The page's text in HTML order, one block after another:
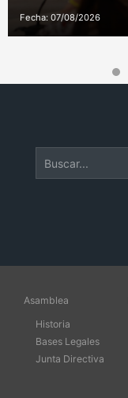
Fecha: 07/08/2026
Asamblea
Historia
Bases Legales
Junta Directiva